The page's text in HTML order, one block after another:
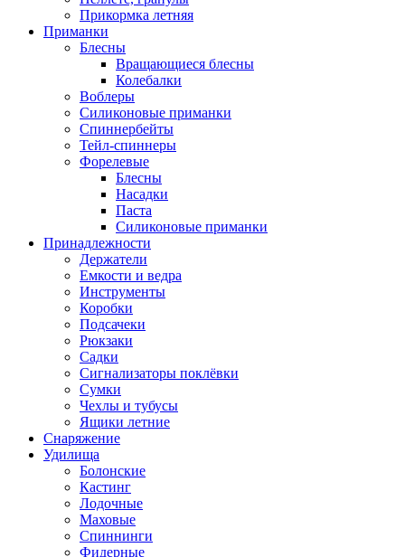
Прикормка летняя
Приманки
Блесны
Вращающиеся блесны
Колебалки
Воблеры
Силиконовые приманки
Спиннербейты
Тейл-спиннеры
Форелевые
Блесны
Насадки
Паста
Силиконовые приманки
Принадлежности
Держатели
Емкости и ведра
Инструменты
Коробки
Подсачеки
Рюкзаки
Садки
Сигнализаторы поклёвки
Сумки
Чехлы и тубусы
Ящики летние
Снаряжение
Удилища
Болонские
Кастинг
Лодочные
Маховые
Спиннинги
Фидерные